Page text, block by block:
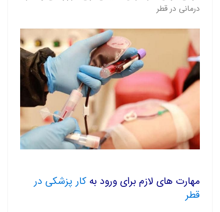
درمانی در قطر
مهارت های لازم برای ورود به کار پزشکی در
قطر